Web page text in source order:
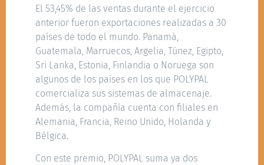
El 53,45% de las ventas durante el ejercicio
anterior fueron exportaciones realizadas a 30
países de todo el mundo. Panamá,
Guatemala, Marruecos, Argelia, Túnez, Egipto,
Sri Lanka, Estonia, Finlandia o Noruega son
algunos de los países en los que POLYPAL
comercializa sus sistemas de almacenaje.
Además, la compañía cuenta con filiales en
Alemania, Francia, Reino Unido, Holanda y
Bélgica.
Con este premio, POLYPAL suma ya dos